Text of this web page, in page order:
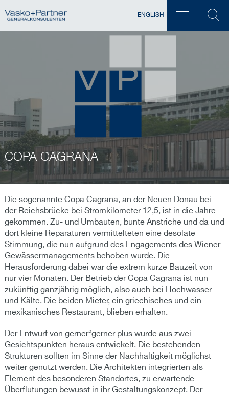
ENGLISH
COPA CAGRANA
Die sogenannte Copa Cagrana, an der Neuen Donau bei
der Reichsbrücke bei Stromkilometer 12,5, ist in die Jahre
gekommen. Zu- und Umbauten, bunte Anstriche und da und
dort kleine Reparaturen vermittelteten eine desolate
Stimmung, die nun aufgrund des Engagements des Wiener
Gewässermanagements behoben wurde. Die
Herausforderung dabei war die extrem kurze Bauzeit von
nur vier Monaten. Der Betrieb der Copa Cagrana ist nun
zukünftig ganzjährig möglich, also auch bei Hochwasser
und Kälte. Die beiden Mieter, ein griechisches und ein
mexikanisches Restaurant, blieben erhalten.
Der Entwurf von gerner°gerner plus wurde aus zwei
Gesichtspunkten heraus entwickelt. Die bestehenden
Strukturen sollten im Sinne der Nachhaltigkeit möglichst
weiter genutzt werden. Die Architekten integrierten als
Element des besonderen Standortes, zu erwartende
Überflutungen bewusst in ihr Gestaltungskonzept. Der